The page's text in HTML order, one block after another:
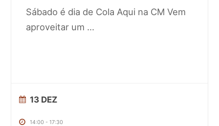
Sábado é dia de Cola Aqui na CM Vem
aproveitar um ...
13 DEZ
14:00 -17:30